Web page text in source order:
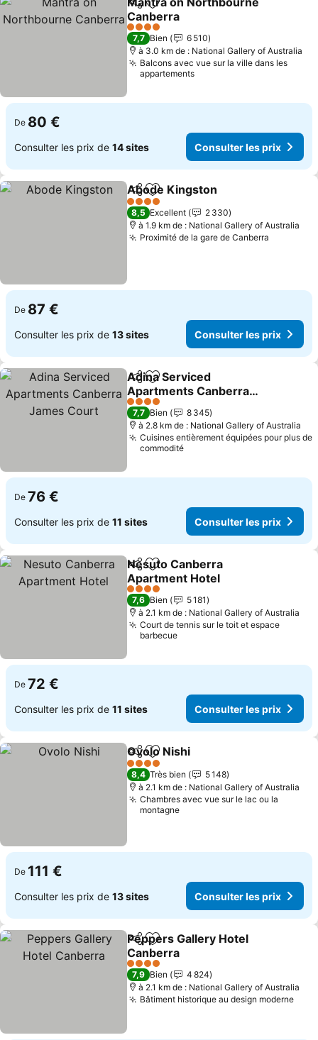
PartagerAjouter à mes favoris
Canberra
4 Étoiles
7,7 Bien
6 510
à 3.0 km de : National Gallery of Australia
Balcons avec vue sur la ville dans les
appartements
De 80 €
Consulter les prix de 14 sites Consulter les prix
PartagerAjouter à mes favoris
Abode Kingston
4 Étoiles
8,5 Excellent
2 330
à 1.9 km de : National Gallery of Australia
Proximité de la gare de Canberra
De 87 €
Consulter les prix de 13 sites Consulter les prix
PartagerAjouter à mes favoris
Adina Serviced
Apartments Canberra
James Court
4 Étoiles
7,7 Bien
8 345
à 2.8 km de : National Gallery of Australia
Cuisines entièrement équipées pour plus de
commodité
De 76 €
Consulter les prix de 11 sites Consulter les prix
PartagerAjouter à mes favoris
Nesuto Canberra
Apartment Hotel
4 Étoiles
7,6 Bien
5 181
à 2.1 km de : National Gallery of Australia
Court de tennis sur le toit et espace
barbecue
De 72 €
Consulter les prix de 11 sites Consulter les prix
PartagerAjouter à mes favoris
Ovolo Nishi
4 Étoiles
8,4 Très bien
5 148
à 2.1 km de : National Gallery of Australia
Chambres avec vue sur le lac ou la
montagne
De 111 €
Consulter les prix de 13 sites Consulter les prix
PartagerAjouter à mes favoris
Peppers Gallery Hotel
Canberra
4 Étoiles
7,9 Bien
4 824
à 2.1 km de : National Gallery of Australia
Bâtiment historique au design moderne